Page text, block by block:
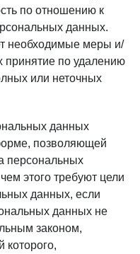
по отношению к
данных.
необходимые меры и/
принятие по удалению
или неточных
данных
позволяющей
персональных
этого требуют цели
данных, если
данных не
законом,
которого,